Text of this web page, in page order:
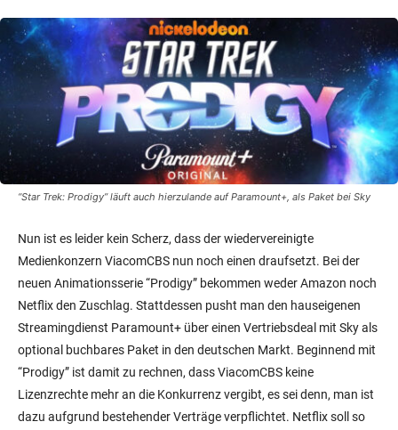
“Star Trek: Prodigy” läuft auch hierzulande auf Paramount+, als Paket bei Sky
Nun ist es leider kein Scherz, dass der wiedervereinigte
Medienkonzern ViacomCBS nun noch einen draufsetzt. Bei der
neuen Animationsserie “Prodigy” bekommen weder Amazon noch
Netflix den Zuschlag. Stattdessen pusht man den hauseigenen
Streamingdienst Paramount+ über einen Vertriebsdeal mit Sky als
optional buchbares Paket in den deutschen Markt. Beginnend mit
“Prodigy” ist damit zu rechnen, dass ViacomCBS keine
Lizenzrechte mehr an die Konkurrenz vergibt, es sei denn, man ist
dazu aufgrund bestehender Verträge verpflichtet. Netflix soll so